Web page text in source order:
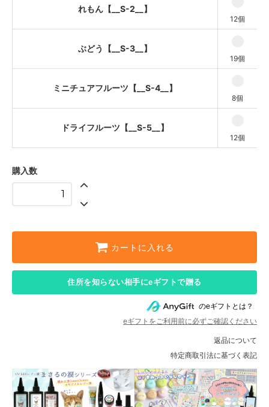
れもん【__S-2__】
12個
ぶどう【__S-3__】
19個
ミニチュアフルーツ【__S-4__】
8個
ドライフルーツ【__S-5__】
12個
購入数
カートに入れる
住所を知らない相手にeギフトで贈る
のeギフトとは？
eギフトをご利用前に必ずご確認ください
返品について
特定商取引法に基づく表記